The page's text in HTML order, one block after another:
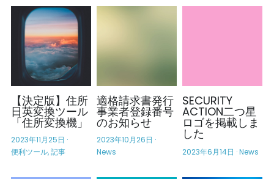
【決定版】住所
日英変換ツール
「住所変換機」
2023年11月25日 ·
便利ツール,記事
適格請求書発行
事業者登録番号
のお知らせ
2023年10月26日 ·
News
SECURITY
ACTION二つ星
ロゴを掲載しま
した
2023年6月14日 ·News